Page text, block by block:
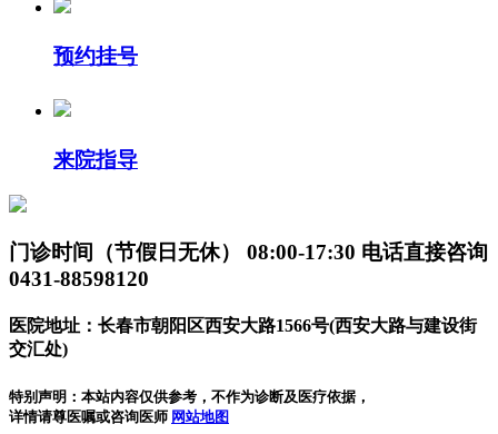
预约挂号
来院指导
门诊时间（节假日无休） 08:00-17:30 电话直接咨询
0431-88598120
医院地址：长春市朝阳区西安大路1566号(西安大路与建设街
交汇处)
特别声明：本站内容仅供参考，不作为诊断及医疗依据，
详情请尊医嘱或咨询医师 网站地图